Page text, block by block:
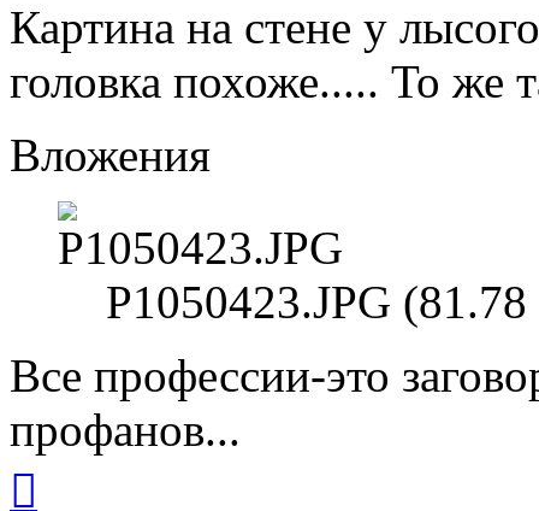
Картина на стене у
головка похоже..... То же
Вложения
P1050423.JPG
Все профессии-это
профанов...